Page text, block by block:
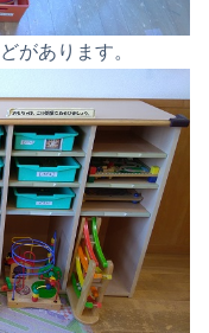
があります。